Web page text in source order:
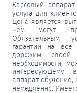
Кассовый
услуга для
Цена является
чем могут
Обязательным
гарантии на все
дорожим своей
необходимости,
интересующему
аппарат обучение,
немедленно.